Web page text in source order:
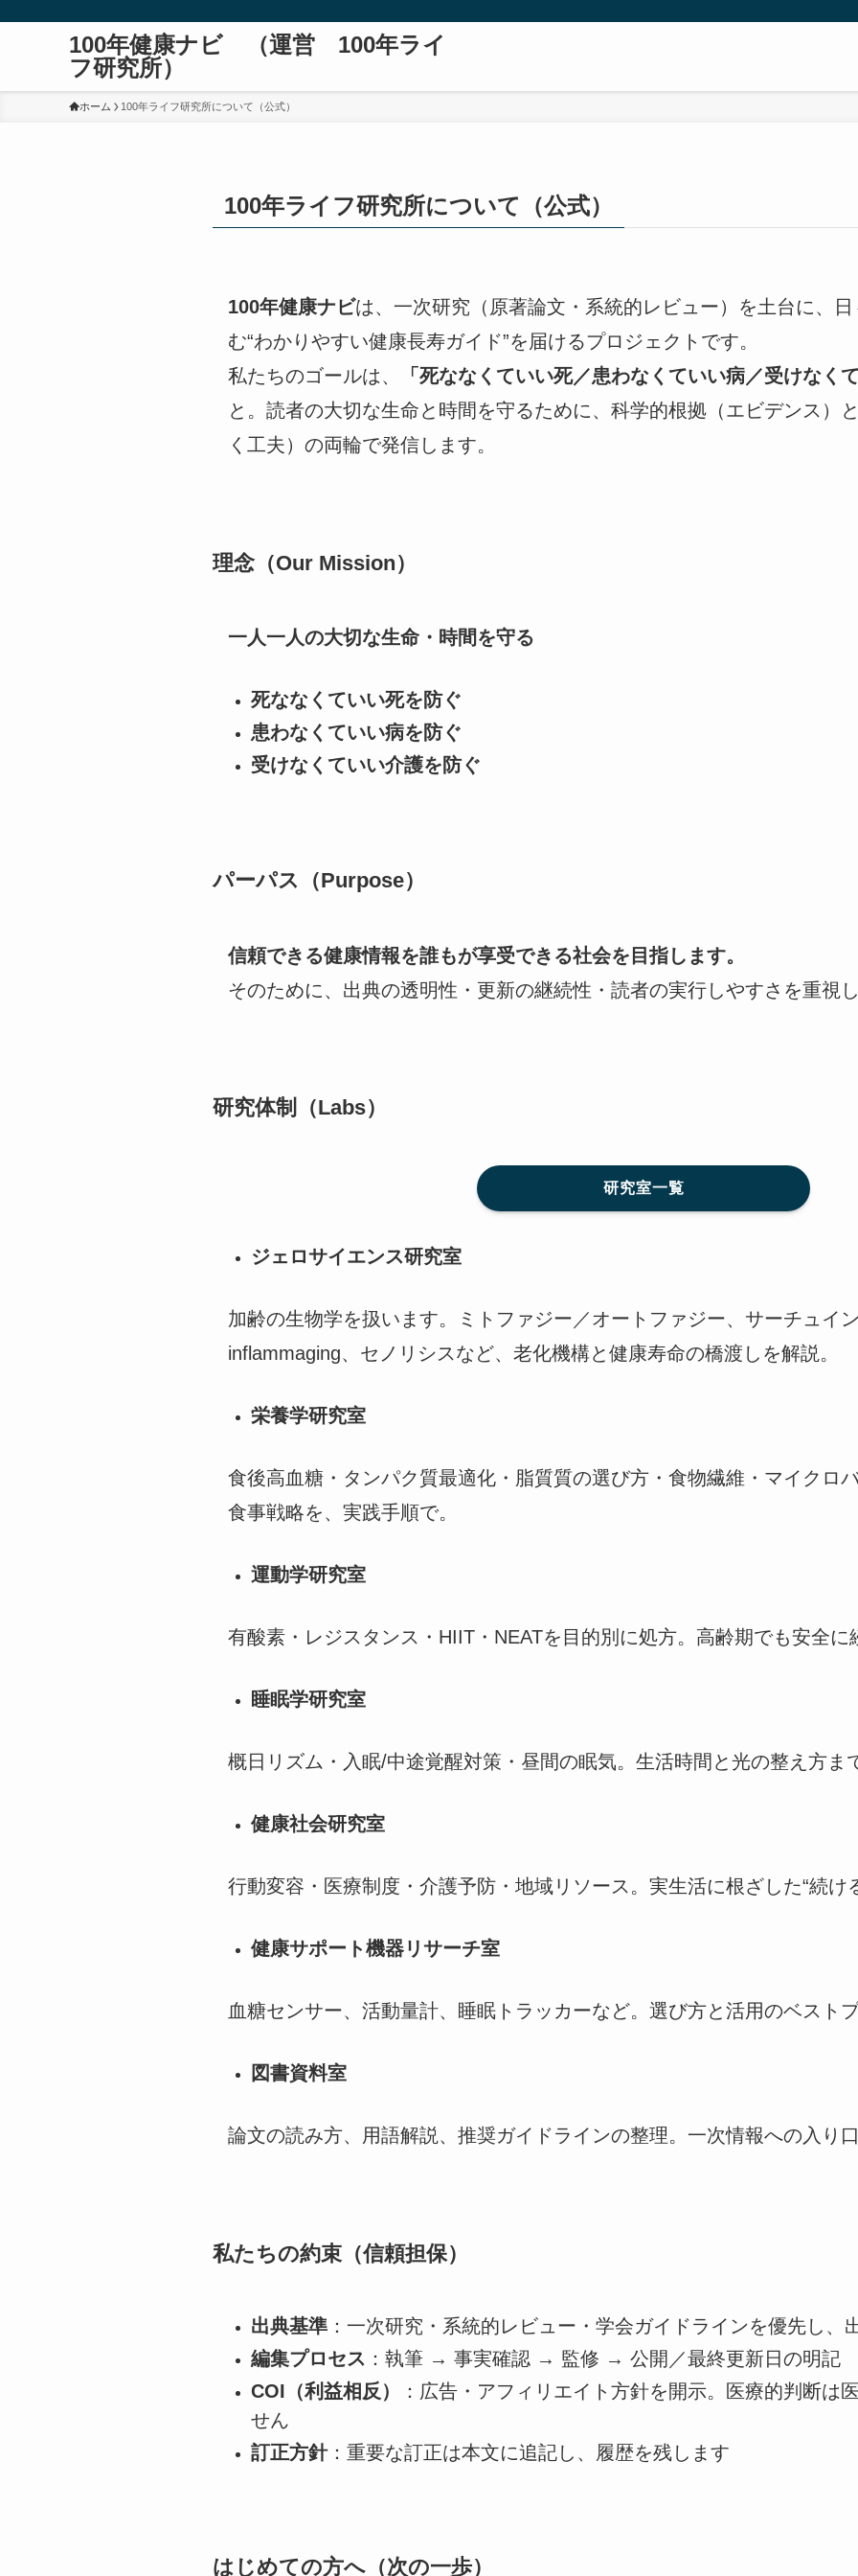
100年健康ナビ （運営 100年ライ
フ研究所）
ホーム 100年ライフ研究所について（公式）
100年ライフ研究所について（公式）
100年健康ナビは、一次研究（原著論文・系統的レビュー）を土台に、
む“わかりやすい健康長寿ガイド”を届けるプロジェクトです。
私たちのゴールは、
「死ななくていい死／患わなくていい病／受けなく
と。読者の大切な生命と時間を守るために、科学的根拠（エビデンス）
く工夫）の両輪で発信します。
理念（Our Mission）
一人一人の大切な生命・時間を守る
死ななくていい死を防ぐ
患わなくていい病を防ぐ
受けなくていい介護を防ぐ
パーパス（Purpose）
信頼できる健康情報を誰もが享受できる社会を目指します。
そのために、出典の透明性・更新の継続性・読者の実行しやすさを重視
研究体制（Labs）
研究室一覧
ジェロサイエンス研究室
加齢の生物学を扱います。ミトファジー／オートファジー、サーチュイ
inflammaging、セノリシスなど、老化機構と健康寿命の橋渡しを解説。
栄養学研究室
食後高血糖・タンパク質最適化・脂質質の選び方・食物繊維・マイクロ
食事戦略を、実践手順で。
運動学研究室
有酸素・レジスタンス・HIIT・NEATを目的別に処方。高齢期でも安全に
睡眠学研究室
概日リズム・入眠/中途覚醒対策・昼間の眠気。生活時間と光の整え方ま
健康社会研究室
行動変容・医療制度・介護予防・地域リソース。実生活に根ざした“続け
健康サポート機器リサーチ室
血糖センサー、活動量計、睡眠トラッカーなど。選び方と活用のベスト
図書資料室
論文の読み方、用語解説、推奨ガイドラインの整理。一次情報への入り
私たちの約束（信頼担保）
出典基準 ：一次研究・系統的レビュー・学会ガイドラインを優先し、
編集プロセス ：執筆 → 事実確認 → 監修 → 公開／最終更新日の明記
COI（利益相反）
：広告・アフィリエイト方針を開示。医療的判断は
せん
訂正方針：重要な訂正は本文に追記し、履歴を残します
はじめての方へ（次の一歩）